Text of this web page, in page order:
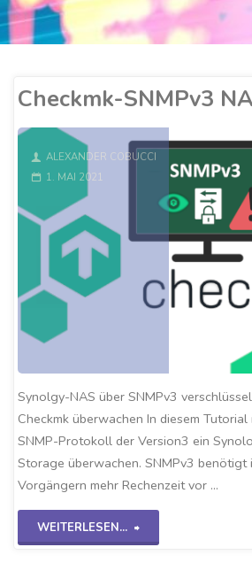
Checkmk-SNMPv3
ALEXANDER COBUCCI
1. MAI 2021
Synolgy-NAS über SNMPv3
Checkmk überwachen In diesem
SNMP-Protokoll der Version3 ein
Storage überwachen. SNMPv3 benötigt
Vorgängern mehr Rechenzeit vor …
WEITERLESEN...
"Checkmk-